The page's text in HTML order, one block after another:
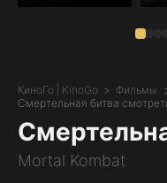
КиноГо | KinoGo
Фильмы
Смертельная битва
Mortal Kombat